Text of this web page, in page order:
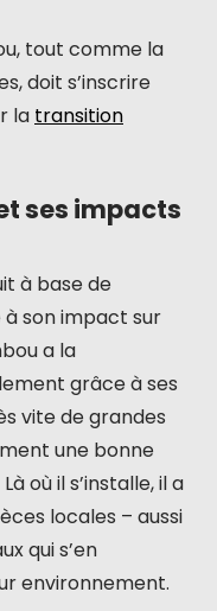
tout comme la
doit s’inscrire
la transition
ses impacts
à base de
son impact sur
a la
grâce à ses
vite de grandes
une bonne
où il s’installe, il a
locales – aussi
qui s’en
environnement.